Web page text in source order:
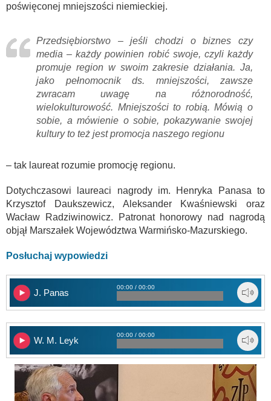
poświęconej mniejszości niemieckiej.
Przedsiębiorstwo – jeśli chodzi o biznes czy
media – każdy powinien robić swoje, czyli każdy
promuje region w swoim zakresie działania. Ja,
jako pełnomocnik ds. mniejszości, zawsze
zwracam uwagę na różnorodność,
wielokulturowość. Mniejszości to robią. Mówią o
sobie, a mówienie o sobie, pokazywanie swojej
kultury to też jest promocja naszego regionu
– tak laureat rozumie promocję regionu.
Dotychczasowi laureaci nagrody im. Henryka Panasa to
Krzysztof Daukszewicz, Aleksander Kwaśniewski oraz
Wacław Radziwinowicz. Patronat honorowy nad nagrodą
objął Marszałek Województwa Warmińsko-Mazurskiego.
Posłuchaj wypowiedzi
J. Panas
00:00 / 00:00
W. M. Leyk
00:00 / 00:00